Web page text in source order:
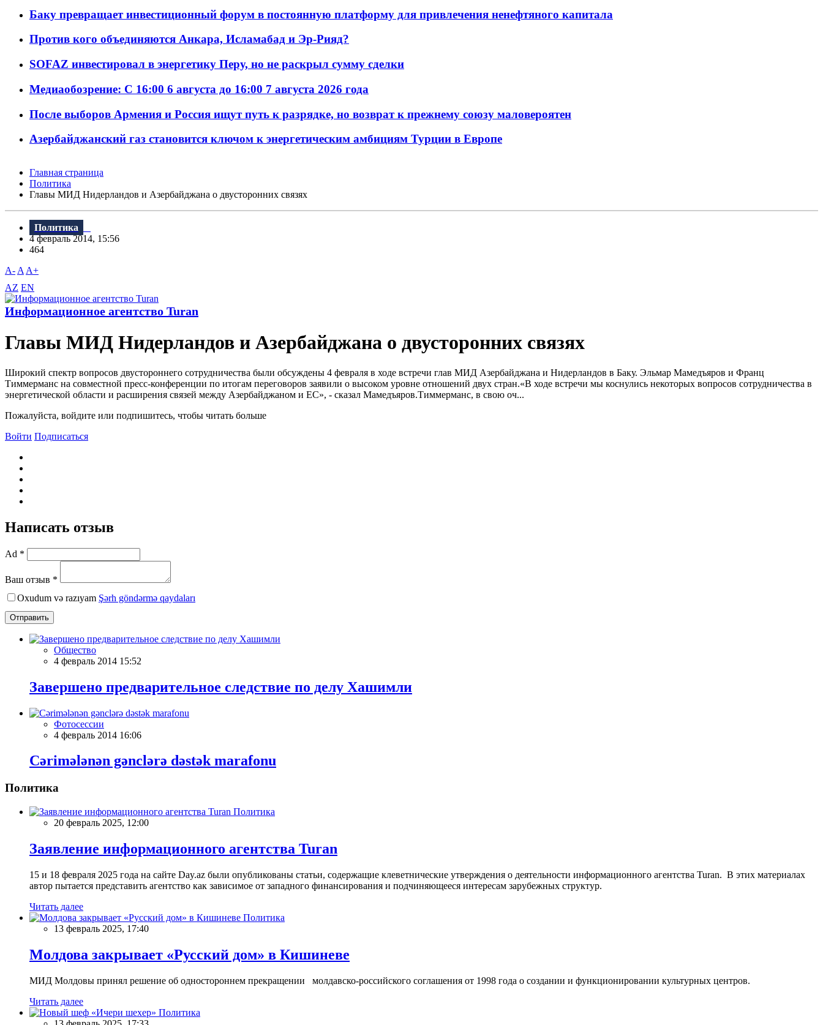
Баку превращает инвестиционный форум в постоянную платформу для привлечения ненефтяного капитала
Против кого объединяются Анкара, Исламабад и Эр-Рияд?
SOFAZ инвестировал в энергетику Перу, но не раскрыл сумму сделки
Медиаобозрение: С 16:00 6 августа до 16:00 7 августа 2026 года
После выборов Армения и Россия ищут путь к разрядке, но возврат к прежнему союзу маловероятен
Азербайджанский газ становится ключом к энергетическим амбициям Турции в Европе
Главная страница
Политика
Главы МИД Нидерландов и Азербайджана о двусторонних связях
Политика
4 февраль 2014, 15:56
464
A- A A+
AZ EN
Информационное агентство Turan
Главы МИД Нидерландов и Азербайджана о двусторонних связях
Широкий спектр вопросов двустороннего сотрудничества были обсуждены 4 февраля в ходе встречи глав МИД Азербайджана и Нидерландов в Баку. Эльмар Мамедъяров и Франц
Тиммерманс на совместной пресс-конференции по итогам переговоров заявили о высоком уровне отношений двух стран.«В ходе встречи мы коснулись некоторых вопросов сотрудничества в
энергетической области и расширения связей между Азербайджаном и ЕС», - сказал Мамедъяров.Тиммерманс, в свою оч...
Пожалуйста, войдите или подпишитесь, чтобы читать больше
Войти Подписаться
Написать отзыв
Ad *
Ваш отзыв *
Oxudum və razıyam Şərh göndərmə qaydaları
Отправить
Общество
4 февраль 2014 15:52
Завершено предварительное следствие по делу Хашимли
Фотосессии
4 февраль 2014 16:06
Cərimələnən gənclərə dəstək marafonu
Политика
Политика
20 февраль 2025, 12:00
Заявление информационного агентства Turan
15 и 18 февраля 2025 года на сайте Day.az были опубликованы статьи, содержащие клеветнические утверждения о деятельности информационного агентства Turan. В этих материалах
автор пытается представить агентство как зависимое от западного финансирования и подчиняющееся интересам зарубежных структур.
Читать далее
Политика
13 февраль 2025, 17:40
Молдова закрывает «Русский дом» в Кишиневе
МИД Молдовы принял решение об одностороннем прекращении молдавско-российского соглашения от 1998 года о создании и функционировании культурных центров.
Читать далее
Политика